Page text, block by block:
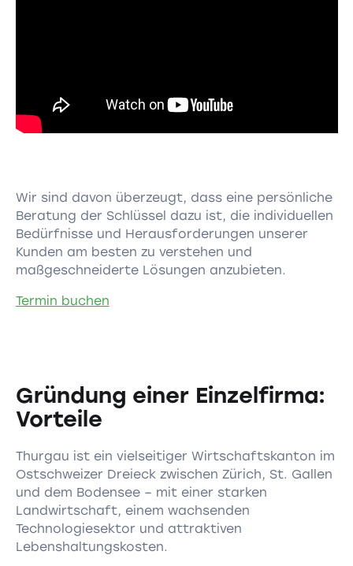
Wir sind davon überzeugt, dass eine persönliche
Beratung der Schlüssel dazu ist, die individuellen
Bedürfnisse und Herausforderungen unserer
Kunden am besten zu verstehen und
maßgeschneiderte Lösungen anzubieten.
Termin buchen
Gründung einer Einzelfirma:
Vorteile
Thurgau ist ein vielseitiger Wirtschaftskanton im
Ostschweizer Dreieck zwischen Zürich, St. Gallen
und dem Bodensee – mit einer starken
Landwirtschaft, einem wachsenden
Technologiesektor und attraktiven
Lebenshaltungskosten.